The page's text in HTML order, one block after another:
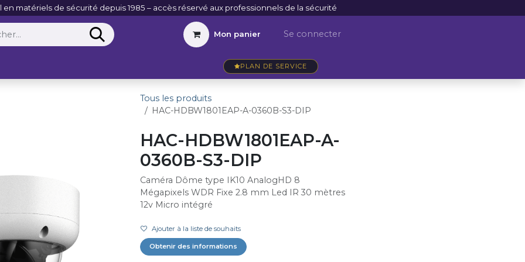
matériels de sécurité depuis 1985 – accès réservé aux professionnels de la sécurité
Mon panier Se connecter
PLAN DE SERVICE
Tous les produits
HAC-HDBW1801EAP-A-0360B-S3-DIP
HAC-HDBW1801EAP-A-
0360B-S3-DIP
Caméra Dôme type IK10 AnalogHD 8
Mégapixels WDR Fixe 2.8 mm Led IR 30 mètres
12v Micro intégré
Ajouter à la liste de souhaits
Obtenir des informations